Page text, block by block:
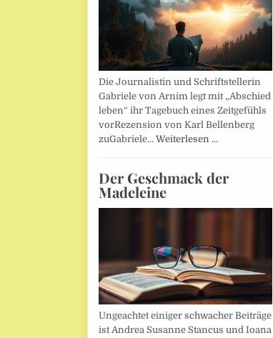
Die Journalistin und Schriftstellerin
Gabriele von Arnim legt mit „Abschied
leben“ ihr Tagebuch eines Zeitgefühls
vorRezension von Karl Bellenberg
zuGabriele… Weiterlesen …
Der Geschmack der
Madeleine
Ungeachtet einiger schwacher Beiträge
ist Andrea Susanne Stancus und Ioana